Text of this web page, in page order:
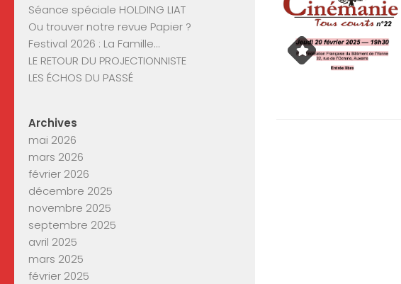
Séance spéciale HOLDING LIAT
Ou trouver notre revue Papier ?
Festival 2026 : La Famille…
LE RETOUR DU PROJECTIONNISTE
LES ÉCHOS DU PASSÉ
Archives
mai 2026
mars 2026
février 2026
décembre 2025
novembre 2025
septembre 2025
avril 2025
mars 2025
février 2025